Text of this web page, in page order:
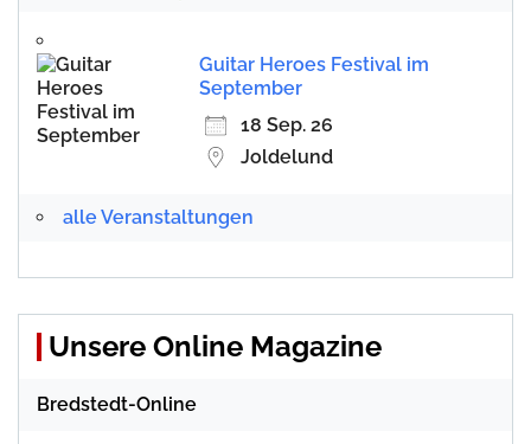
Guitar Heroes Festival im
September
18 Sep. 26
Joldelund
alle Veranstaltungen
Unsere Online Magazine
Bredstedt-Online